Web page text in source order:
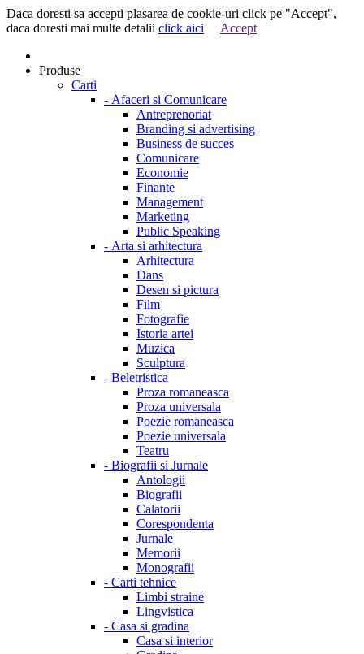
Daca doresti sa accepti plasarea de cookie-uri click pe "Accept",
daca doresti mai multe detalii click aici Accept
Produse
Carti
- Afaceri si Comunicare
Antreprenoriat
Branding si advertising
Business de succes
Comunicare
Economie
Finante
Management
Marketing
Public Speaking
- Arta si arhitectura
Arhitectura
Dans
Desen si pictura
Film
Fotografie
Istoria artei
Muzica
Sculptura
- Beletristica
Proza romaneasca
Proza universala
Poezie romaneasca
Poezie universala
Teatru
- Biografii si Jurnale
Antologii
Biografii
Calatorii
Corespondenta
Jurnale
Memorii
Monografii
- Carti tehnice
Limbi straine
Lingvistica
- Casa si gradina
Casa si interior